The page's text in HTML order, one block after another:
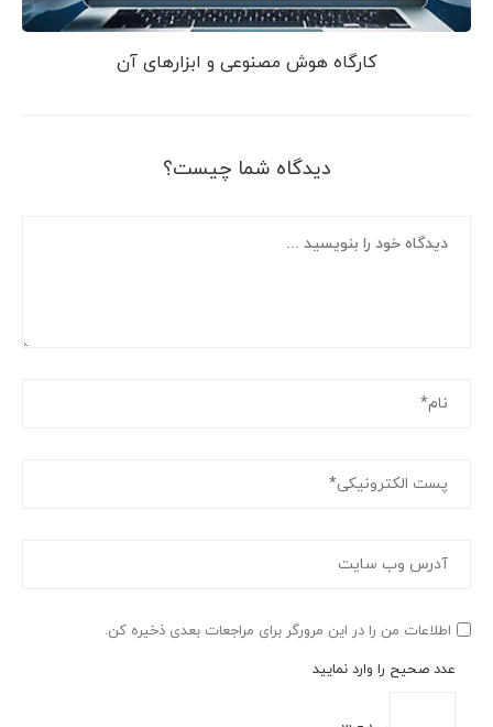
کارگاه هوش مصنوعی و ابزارهای آن
دیدگاه شما چیست؟
اطلاعات من را در این مرورگر برای مراجعات بعدی ذخیره کن.
عدد صحیح را وارد نمایید